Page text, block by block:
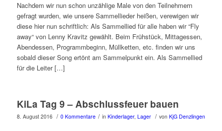
Nachdem wir nun schon unzählige Male von den Teilnehmern
gefragt wurden, wie unsere Sammellieder heißen, verewigen wir
diese hier nun schriftlich: Als Sammellied für alle haben wir “Fly
away“ von Lenny Kravitz gewählt. Beim Frühstück, Mittagessen,
Abendessen, Programmbeginn, Müllketten, etc. finden wir uns
sobald dieser Song ertönt am Sammelpunkt ein. Als Sammellied
für die Leiter […]
KiLa Tag 9 – Abschlussfeuer bauen
8. August 2016 / 0 Kommentare / in Kinderlager, Lager / von KjG Denzlingen